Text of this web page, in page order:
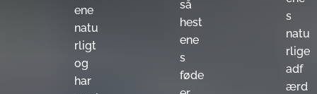
ene
natu
rligt
og
har
så
hest
ene
s
føde
s
natu
rlige
adf
ærd